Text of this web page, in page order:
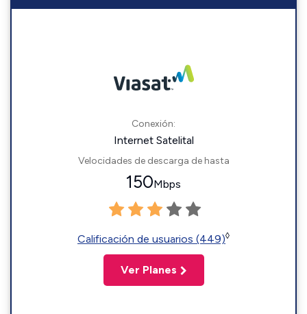
Conexión:
Internet Satelital
Velocidades de descarga de hasta
150Mbps
Calificación de usuarios (449)◊
Ver Planes